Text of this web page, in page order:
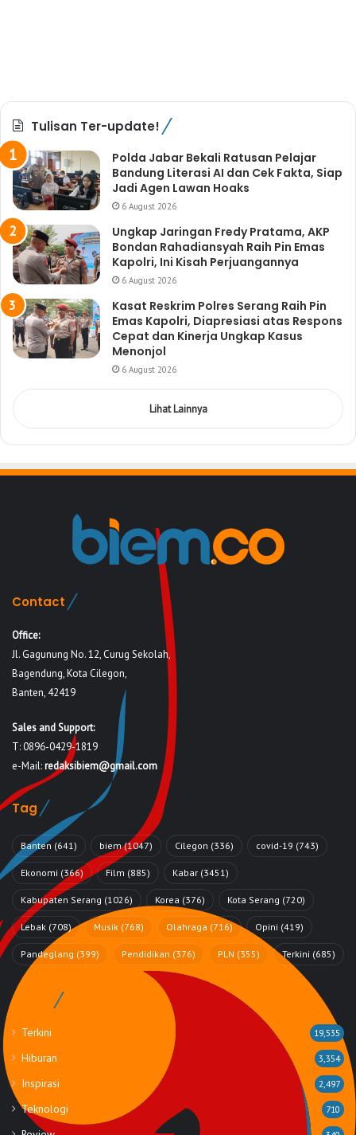
Tulisan Ter-update!
Polda Jabar Bekali Ratusan Pelajar
Bandung Literasi AI dan Cek Fakta, Siap
Jadi Agen Lawan Hoaks
6 August 2026
Ungkap Jaringan Fredy Pratama, AKP
Bondan Rahadiansyah Raih Pin Emas
Kapolri, Ini Kisah Perjuangannya
6 August 2026
Kasat Reskrim Polres Serang Raih Pin
Emas Kapolri, Diapresiasi atas Respons
Cepat dan Kinerja Ungkap Kasus
Menonjol
6 August 2026
Lihat Lainnya
Contact
Office:
Jl. Gagunung No. 12, Curug Sekolah,
Bagendung, Kota Cilegon,
Banten, 42419
Sales and Support:
T: 0896-0429-1819
e-Mail:redaksibiem@gmail.com
Tag
Banten (641) biem(1047) Cilegon (336) covid-19 (743)
Ekonomi (366) Film (885) Kabar (3451)
Kabupaten Serang (1026) Korea (376) Kota Serang (720)
Lebak (708) Musik (768) Olahraga (716) Opini (419)
Pandeglang (399) Pendidikan (376) PLN (355) Terkini (685)
Rubrik
Terkini 19,535
Hiburan 3,354
Inspirasi 2,497
Teknologi 710